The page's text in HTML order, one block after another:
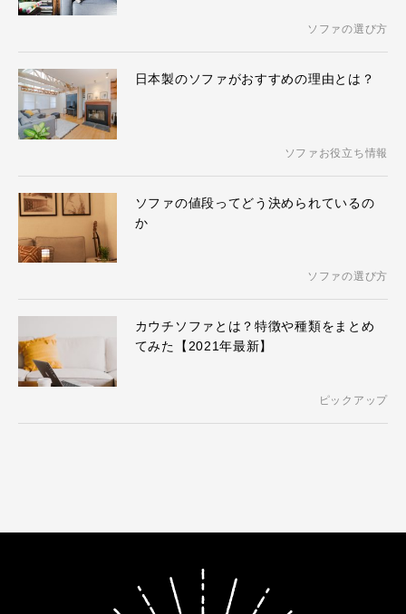
ソファの選び方
日本製のソファがおすすめの理由とは？
ソファお役立ち情報
ソファの値段ってどう決められているの
か
ソファの選び方
カウチソファとは？特徴や種類をまとめ
てみた【2021年最新】
ピックアップ